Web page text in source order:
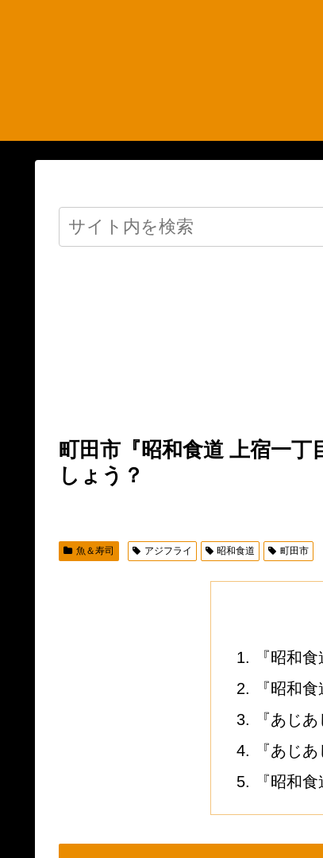
町田市『昭和食道 上宿一
しょう？
魚＆寿司 アジフライ 昭和食道 町田市
『昭和
『昭和
『あじ
『あじ
『昭和